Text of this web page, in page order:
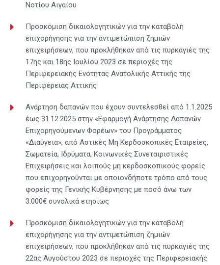
Νοτίου Αιγαίου
Προσκόμιση δικαιολογητικών για την καταβολή
επιχορήγησης για την αντιμετώπιση ζημιών
επιχειρήσεων, που προκλήθηκαν από τις πυρκαγιές της
17ης και 18ης Ιουλίου 2023 σε περιοχές της
Περιφερειακής Ενότητας Ανατολικής Αττικής της
Περιφέρειας Αττικής
Ανάρτηση δαπανών που έχουν συντελεσθεί από 1.1.2025
έως 31.12.2025 στην «Εφαρμογή Ανάρτησης Δαπανών
Επιχορηγούμενων Φορέων» του Προγράμματος
«Διαύγεια», από Αστικές Μη Κερδοσκοπικές Εταιρείες,
Σωματεία, Ιδρύματα, Κοινωνικές Συνεταιριστικές
Επιχειρήσεις και λοιπούς μη κερδοσκοπικούς φορείς
που επιχορηγούνται με οποιονδήποτε τρόπο από τους
φορείς της Γενικής Κυβέρνησης με ποσό άνω των
3.000€ συνολικά ετησίως
Προσκόμιση δικαιολογητικών για την καταβολή
επιχορήγησης για την αντιμετώπιση ζημιών
επιχειρήσεων, που προκλήθηκαν από τις πυρκαγιές της
22ας Αυγούστου 2023 σε περιοχές της Περιφερειακής